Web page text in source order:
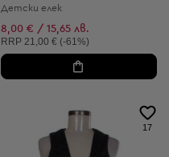
Детски елек
8,00 € / 15,65 лв.
Препоръчителна цена:
RRP 21,00 € (-61%)
17